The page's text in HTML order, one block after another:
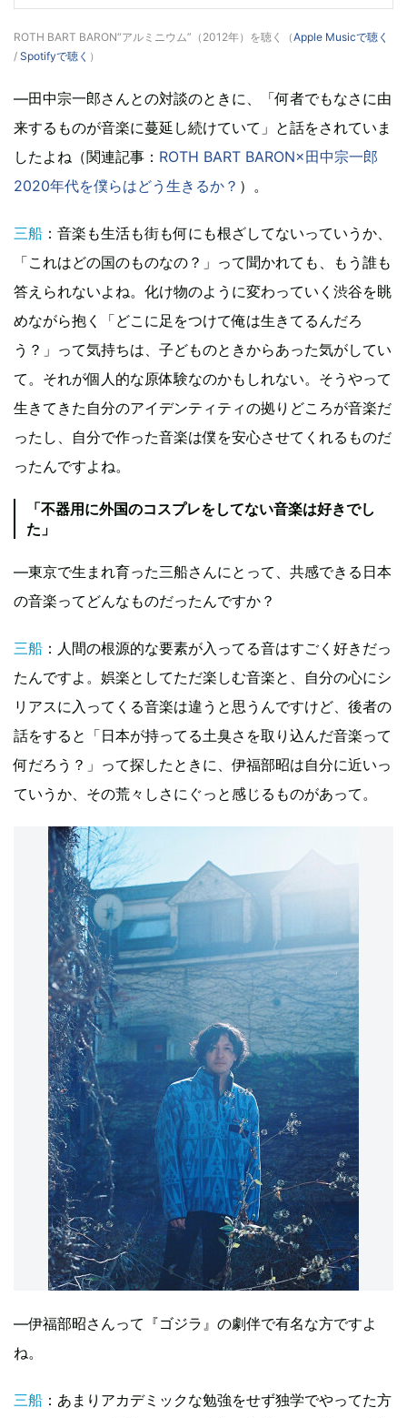
ROTH BART BARON“アルミニウム”（2012年）を聴く（Apple Musicで聴く
/ Spotifyで聴く ）
―田中宗一郎さんとの対談のときに、「何者でもなさに由
来するものが音楽に蔓延し続けていて」と話をされていま
したよね（関連記事： ROTH BART BARON×田中宗一郎
2020年代を僕らはどう生きるか？ ）。
三船 ：音楽も生活も街も何にも根ざしてないっていうか、
「これはどの国のものなの？」って聞かれても、もう誰も
答えられないよね。化け物のように変わっていく渋谷を眺
めながら抱く「どこに足をつけて俺は生きてるんだろ
う？」って気持ちは、子どものときからあった気がしてい
て。それが個人的な原体験なのかもしれない。そうやって
生きてきた自分のアイデンティティの拠りどころが音楽だ
ったし、自分で作った音楽は僕を安心させてくれるものだ
ったんですよね。
「不器用に外国のコスプレをしてない音楽は好きでし
た」
―東京で生まれ育った三船さんにとって、共感できる日本
の音楽ってどんなものだったんですか？
三船 ：人間の根源的な要素が入ってる音はすごく好きだっ
たんですよ。娯楽としてただ楽しむ音楽と、自分の心にシ
リアスに入ってくる音楽は違うと思うんですけど、後者の
話をすると「日本が持ってる土臭さを取り込んだ音楽って
何だろう？」って探したときに、伊福部昭は自分に近いっ
ていうか、その荒々しさにぐっと感じるものがあって。
―伊福部昭さんって『ゴジラ』の劇伴で有名な方ですよ
ね。
三船 ：あまりアカデミックな勉強をせず独学でやってた方